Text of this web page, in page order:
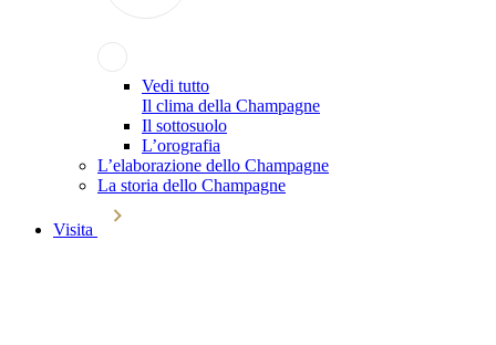
Vedi tutto
Il clima della Champagne
Il sottosuolo
L’orografia
L’elaborazione dello Champagne
La storia dello Champagne
Visita